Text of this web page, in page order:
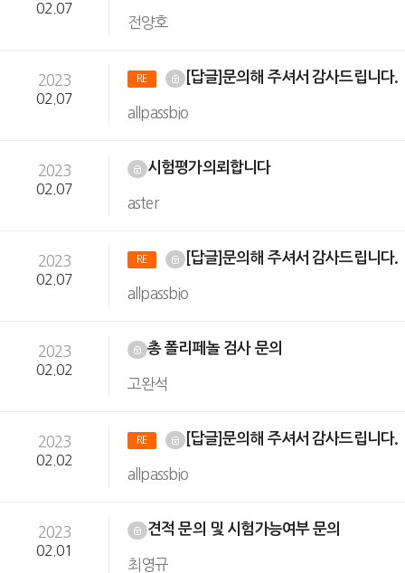
02.07
전양호
2023
02.07
RE [답글]문의해 주셔서 감사드립니다.
allpassbio
2023
02.07
시험평가의뢰합니다
aster
2023
02.07
RE [답글]문의해 주셔서 감사드립니다.
allpassbio
2023
02.02
총 폴리페놀 검사 문의
고완석
2023
02.02
RE [답글]문의해 주셔서 감사드립니다.
allpassbio
2023
02.01
견적 문의 및 시험가능여부 문의
최영규